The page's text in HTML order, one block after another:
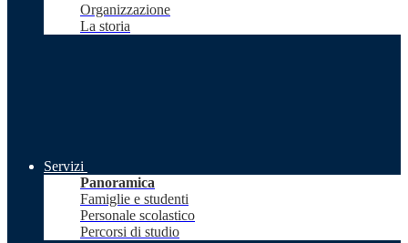
Organizzazione
La storia
Servizi
Panoramica
Famiglie e studenti
Personale scolastico
Percorsi di studio